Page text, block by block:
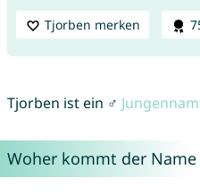
Tjorben merken
Tjorben ist ein ♂
Woher kommt der Name